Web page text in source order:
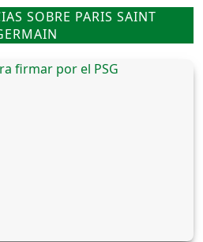
SOBRE PARIS SAINT